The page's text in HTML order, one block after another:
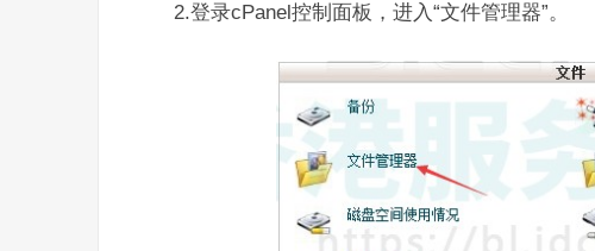
2.登录cPanel控制面板，进入“文件管理器”。